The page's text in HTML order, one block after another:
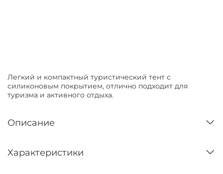
Легкий и компактный туристический тент с
силиконовым покрытием, отлично подходит для
туризма и активного отдыха.
Описание
Характеристики